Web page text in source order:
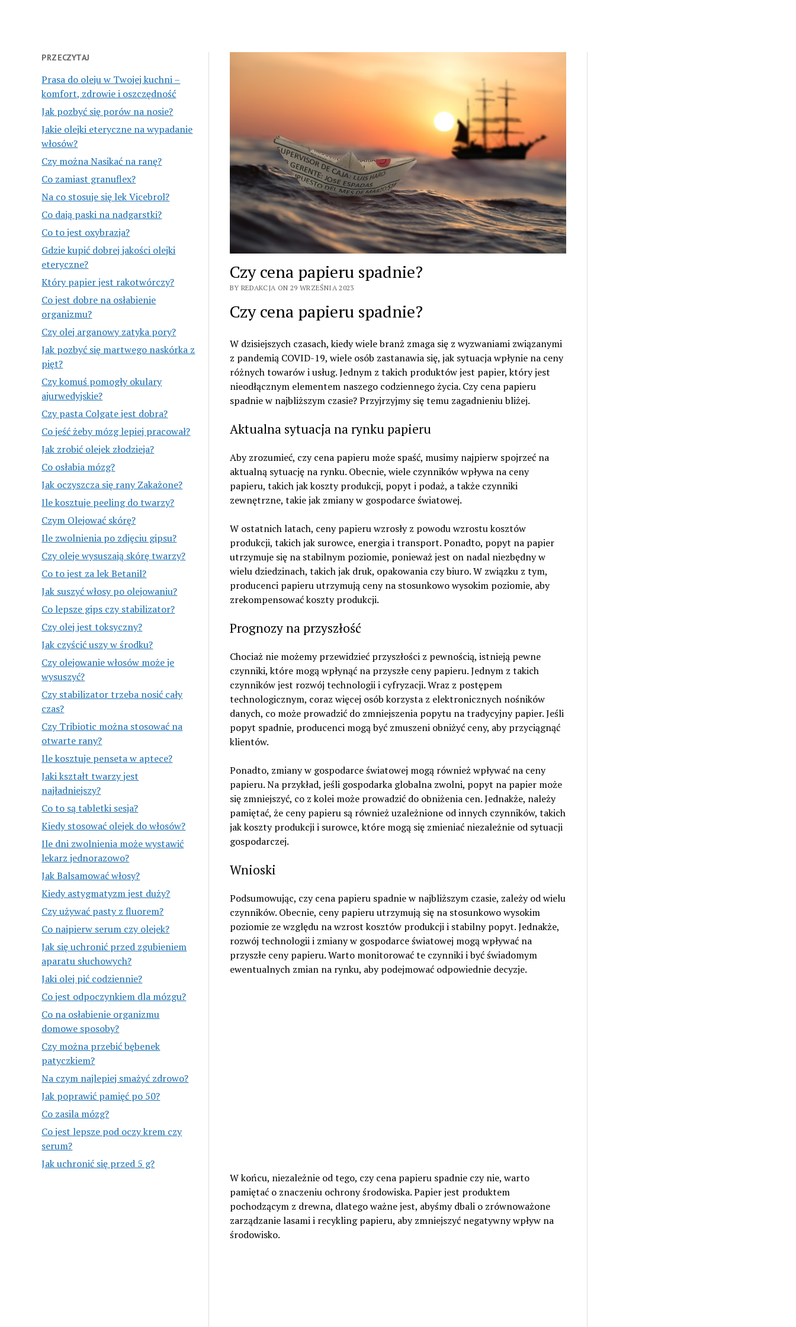
PRZECZYTAJ
Prasa do oleju w Twojej kuchni –
komfort, zdrowie i oszczędność
Jak pozbyć się porów na nosie?
Jakie olejki eteryczne na wypadanie
włosów?
Czy można Nasikać na ranę?
Co zamiast granuflex?
Na co stosuje się lek Vicebrol?
Co dają paski na nadgarstki?
Co to jest oxybrazja?
Gdzie kupić dobrej jakości olejki
eteryczne?
Który papier jest rakotwórczy?
Co jest dobre na osłabienie
organizmu?
Czy olej arganowy zatyka pory?
Jak pozbyć się martwego naskórka z
pięt?
Czy komuś pomogły okulary
ajurwedyjskie?
Czy pasta Colgate jest dobra?
Co jeść żeby mózg lepiej pracował?
Jak zrobić olejek złodzieja?
Co osłabia mózg?
Jak oczyszcza się rany Zakażone?
Ile kosztuje peeling do twarzy?
Czym Olejować skórę?
Ile zwolnienia po zdjęciu gipsu?
Czy oleje wysuszają skórę twarzy?
Co to jest za lek Betanil?
Jak suszyć włosy po olejowaniu?
Co lepsze gips czy stabilizator?
Czy olej jest toksyczny?
Jak czyścić uszy w środku?
Czy olejowanie włosów może je
wysuszyć?
Czy stabilizator trzeba nosić cały
czas?
Czy Tribiotic można stosować na
otwarte rany?
Ile kosztuje penseta w aptece?
Jaki kształt twarzy jest
najładniejszy?
Co to są tabletki sesja?
Kiedy stosować olejek do włosów?
Ile dni zwolnienia może wystawić
lekarz jednorazowo?
Jak Balsamować włosy?
Kiedy astygmatyzm jest duży?
Czy używać pasty z fluorem?
Co najpierw serum czy olejek?
Jak się uchronić przed zgubieniem
aparatu słuchowych?
Jaki olej pić codziennie?
Co jest odpoczynkiem dla mózgu?
Co na osłabienie organizmu
domowe sposoby?
Czy można przebić bębenek
patyczkiem?
Na czym najlepiej smażyć zdrowo?
Jak poprawić pamięć po 50?
Co zasila mózg?
Co jest lepsze pod oczy krem czy
serum?
Jak uchronić się przed 5 g?
Czy cena papieru spadnie?
BY REDAKCJA ON 29 WRZEŚNIA 2023
Czy cena papieru spadnie?
W dzisiejszych czasach, kiedy wiele branż zmaga się z wyzwaniami związanymi
z pandemią COVID-19, wiele osób zastanawia się, jak sytuacja wpłynie na ceny
różnych towarów i usług. Jednym z takich produktów jest papier, który jest
nieodłącznym elementem naszego codziennego życia. Czy cena papieru
spadnie w najbliższym czasie? Przyjrzyjmy się temu zagadnieniu bliżej.
Aktualna sytuacja na rynku papieru
Aby zrozumieć, czy cena papieru może spaść, musimy najpierw spojrzeć na
aktualną sytuację na rynku. Obecnie, wiele czynników wpływa na ceny
papieru, takich jak koszty produkcji, popyt i podaż, a także czynniki
zewnętrzne, takie jak zmiany w gospodarce światowej.
W ostatnich latach, ceny papieru wzrosły z powodu wzrostu kosztów
produkcji, takich jak surowce, energia i transport. Ponadto, popyt na papier
utrzymuje się na stabilnym poziomie, ponieważ jest on nadal niezbędny w
wielu dziedzinach, takich jak druk, opakowania czy biuro. W związku z tym,
producenci papieru utrzymują ceny na stosunkowo wysokim poziomie, aby
zrekompensować koszty produkcji.
Prognozy na przyszłość
Chociaż nie możemy przewidzieć przyszłości z pewnością, istnieją pewne
czynniki, które mogą wpłynąć na przyszłe ceny papieru. Jednym z takich
czynników jest rozwój technologii i cyfryzacji. Wraz z postępem
technologicznym, coraz więcej osób korzysta z elektronicznych nośników
danych, co może prowadzić do zmniejszenia popytu na tradycyjny papier. Jeśli
popyt spadnie, producenci mogą być zmuszeni obniżyć ceny, aby przyciągnąć
klientów.
Ponadto, zmiany w gospodarce światowej mogą również wpływać na ceny
papieru. Na przykład, jeśli gospodarka globalna zwolni, popyt na papier może
się zmniejszyć, co z kolei może prowadzić do obniżenia cen. Jednakże, należy
pamiętać, że ceny papieru są również uzależnione od innych czynników, takich
jak koszty produkcji i surowce, które mogą się zmieniać niezależnie od sytuacji
gospodarczej.
Wnioski
Podsumowując, czy cena papieru spadnie w najbliższym czasie, zależy od wielu
czynników. Obecnie, ceny papieru utrzymują się na stosunkowo wysokim
poziomie ze względu na wzrost kosztów produkcji i stabilny popyt. Jednakże,
rozwój technologii i zmiany w gospodarce światowej mogą wpływać na
przyszłe ceny papieru. Warto monitorować te czynniki i być świadomym
ewentualnych zmian na rynku, aby podejmować odpowiednie decyzje.
W końcu, niezależnie od tego, czy cena papieru spadnie czy nie, warto
pamiętać o znaczeniu ochrony środowiska. Papier jest produktem
pochodzącym z drewna, dlatego ważne jest, abyśmy dbali o zrównoważone
zarządzanie lasami i recykling papieru, aby zmniejszyć negatywny wpływ na
środowisko.